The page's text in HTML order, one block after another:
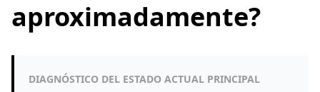
aproximadamente?
DIAGNÓSTICO DEL ESTADO ACTUAL PRINCIPAL